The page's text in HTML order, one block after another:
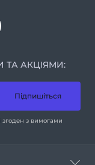
ТА АКЦІЯМИ:
Підпишіться
і згоден з вимогами